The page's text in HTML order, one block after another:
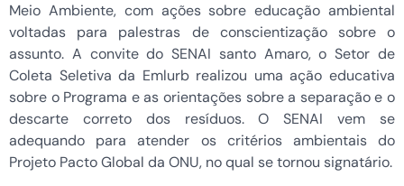
Meio Ambiente, com ações sobre educação ambiental
voltadas para palestras de conscientização sobre o
assunto. A convite do SENAI santo Amaro, o Setor de
Coleta Seletiva da Emlurb realizou uma ação educativa
sobre o Programa e as orientações sobre a separação e o
descarte correto dos resíduos. O SENAI vem se
adequando para atender os critérios ambientais do
Projeto Pacto Global da ONU, no qual se tornou signatário.